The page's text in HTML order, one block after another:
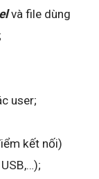
và file dùng
user;
kết nối)